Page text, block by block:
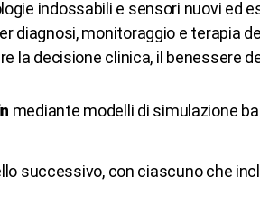
indossabili e sensori nuovi
diagnosi, monitoraggio e terapia
la decisione clinica, il benessere
mediante modelli di simulazione
successivo, con ciascuno che